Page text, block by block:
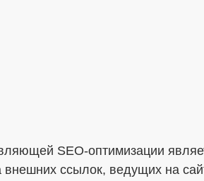
SEO-оптимизации
внешних ссылок, ведущих на